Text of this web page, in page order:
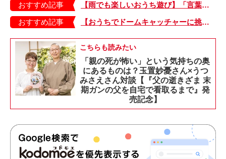
おすすめ記事
【雨でも楽しいおうち遊び】「言葉あそび」で伸ばす表現力や想像力・おうちあそび図鑑4
おすすめ記事
【おうちでドームキャッチャーに挑戦だ】アンパンマン わくわくドームキャッチャー
こちらも読みたい
「親の死が怖い」という気持ちの奥
にあるものは？玉置妙憂さん×うつ
みさえさん対談【『父の逝きざま 末
期ガンの父を自宅で看取るまで』発
売記念】